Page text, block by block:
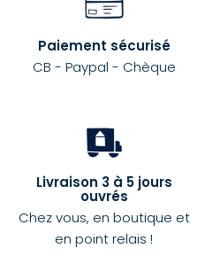
Paiement sécurisé
CB - Paypal - Chèque
Livraison 3 à 5 jours
ouvrés
Chez vous, en boutique et
en point relais !